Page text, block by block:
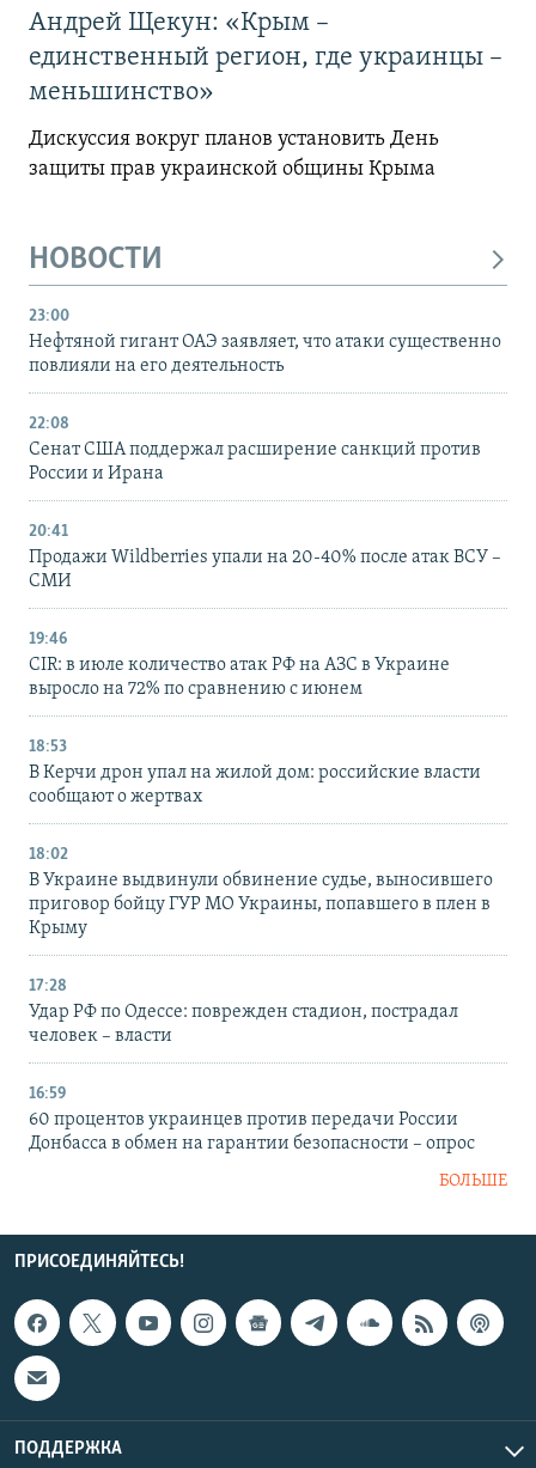
Андрей Щекун: «Крым –
единственный регион, где украинцы –
меньшинство»
Дискуссия вокруг планов установить День
защиты прав украинской общины Крыма
НОВОСТИ
23:00
Нефтяной гигант ОАЭ заявляет, что атаки существенно
повлияли на его деятельность
22:08
Сенат США поддержал расширение санкций против
России и Ирана
20:41
Продажи Wildberries упали на 20-40% после атак ВСУ –
СМИ
19:46
CIR: в июле количество атак РФ на АЗС в Украине
выросло на 72% по сравнению с июнем
18:53
В Керчи дрон упал на жилой дом: российские власти
сообщают о жертвах
18:02
В Украине выдвинули обвинение судье, выносившего
приговор бойцу ГУР МО Украины, попавшего в плен в
Крыму
17:28
Удар РФ по Одессе: поврежден стадион, пострадал
человек – власти
16:59
60 процентов украинцев против передачи России
Донбасса в обмен на гарантии безопасности – опрос
БОЛЬШЕ
ПРИСОЕДИНЯЙТЕСЬ!
ПОДДЕРЖКА